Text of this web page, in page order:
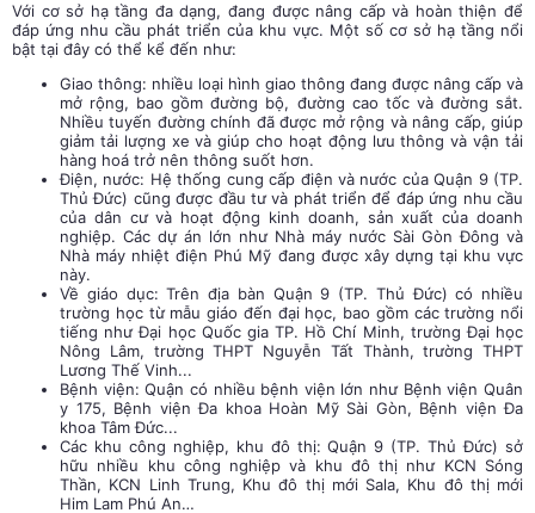
Với cơ sở hạ tầng đa dạng, đang được nâng cấp và hoàn thiện để
đáp ứng nhu cầu phát triển của khu vực. Một số cơ sở hạ tầng nổi
bật tại đây có thể kể đến như:
Giao thông: nhiều loại hình giao thông đang được nâng cấp và
mở rộng, bao gồm đường bộ, đường cao tốc và đường sắt.
Nhiều tuyến đường chính đã được mở rộng và nâng cấp, giúp
giảm tải lượng xe và giúp cho hoạt động lưu thông và vận tải
hàng hoá trở nên thông suốt hơn.
Điện, nước: Hệ thống cung cấp điện và nước của Quận 9 (TP.
Thủ Đức) cũng được đầu tư và phát triển để đáp ứng nhu cầu
của dân cư và hoạt động kinh doanh, sản xuất của doanh
nghiệp. Các dự án lớn như Nhà máy nước Sài Gòn Đông và
Nhà máy nhiệt điện Phú Mỹ đang được xây dựng tại khu vực
này.
Về giáo dục: Trên địa bàn Quận 9 (TP. Thủ Đức) có nhiều
trường học từ mẫu giáo đến đại học, bao gồm các trường nổi
tiếng như Đại học Quốc gia TP. Hồ Chí Minh, trường Đại học
Nông Lâm, trường THPT Nguyễn Tất Thành, trường THPT
Lương Thế Vinh...
Bệnh viện: Quận có nhiều bệnh viện lớn như Bệnh viện Quân
y 175, Bệnh viện Đa khoa Hoàn Mỹ Sài Gòn, Bệnh viện Đa
khoa Tâm Đức...
Các khu công nghiệp, khu đô thị: Quận 9 (TP. Thủ Đức) sở
hữu nhiều khu công nghiệp và khu đô thị như KCN Sóng
Thần, KCN Linh Trung, Khu đô thị mới Sala, Khu đô thị mới
Him Lam Phú An…